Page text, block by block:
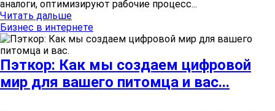
аналоги, оптимизируют рабочие процесс...
Читать дальше
Бизнес в интернете
Пэткор: Как мы создаем цифровой
мир для вашего питомца и вас...